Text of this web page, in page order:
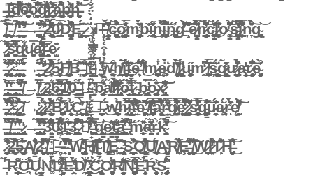
̶̧̨̳̝͕̲̭͙̎ì̶̛̤̹̼̯̣̠͓͖̙͍̭̑̌̌̾͐̋͠͠ḏ̸̫̓͌̎̐̀̇̈́͘͠e̶̬̮̹̺̗͍̜̹͔̺͙̜̫̭̦͗̏̒̔̾̈̏̏͘̕ǫ̴̼͙̪̬̓̅͆̅̇̐̇͝͠g̷̛͈͔̰̘͓͍̼̲̦̯̳̩̐̀̔͗̾̊̓͜͜ͅŗ̷̩͇̳͙͔͉̩̮͙̗͈̰͉̒̅̽̊͛̀̏͘͘͘͘ä̶̧̜̲̥̬̹̘̰̤͍̱̠̖́͑͊̉̐̚p̶̨̠̭̩̪͕̣͈̙̀̀̾͛͊̒̕h̶̩̺̝̘̥̬̀̋̏̈́͋͝
̸̡͇͚̜͓̝̬̭͔͍͍̺̏̑̊͗͗͑̅̈́̈́̃̈́͊̿͝ͅͅ ̵̻̲̝̦̖͉͕̺̽ ̸͍̰͑ ̵̩̞̙̼̬͆̇̀͌̒̄̀̐̊̃̽̒͘̚ ̶̠̗̫̮̤̯̻̼͆̋̎͛̓̋͗̏̐͌̕͠͝→̶̢̛̙̪̞̱̻̜̝͗̽͗͛̊̽̋̆̏͂̚ ̶̡̳̩̈́̆͐͂͌̇̋̆̋̀̀̐̀̓͘2̶̢̨̹̣̼͚̠̭̼͆̎̒̅̃́̈́̀̈́̽͜0̷͇͔͋̌̿̎̄Ḋ̴̡͎͓͔̺͔̪̳̓͆͒͒̀̾͊̓Ę̶̹͎͓̻̬̭̫̜̩͙̟͍̖̆̈́̅̂́̄͠ͅ ̷͉͙̞͇̻̈̌ͅ◌̷̠͈̞̺̫̯͎̮͔͚̝͓̠̒̒̀̈́̐̔͛̐͘͠͝⃞̶̧̨̨̭͎̥̖̝̼̖̥̝̯̤̋̆̕ͅ ̸̧̦̣̳̭̰̬̟͆̎͝c̶̢̡̯̣̖̝͕̱̥̜̱̩͍̮̪̅͒͊̑́̃̐͋͝ǫ̷͇̣̰͙̻͚̈́͐̎̾̓̿ͅm̴̡͎̹̗̻̩̼͇̠͖̀̓̏̈́͊́͘ͅb̵̗̊̏ḯ̵̢̲̰̭͈͕͍̗͕̫̭͕͌͐̍͗̋͜n̴̦̯̟̆̉̐͜͝i̴̧̡̱̖̦͚̗̲̺̱͌̀͒̃̑̈́̚͘͝͝n̶̨̢̫͚̩̞̪̜̙͈͉͉̯̬̘͐g̴̠͐̇̀̎̀̓̎̈̆͌̚͝͝͠͝ ̶̝̎͛͆̾̾ͅè̷̛̳̟̺̱̼̮͈͉͉̣̽͂̐̑̀̿̂̀̈́̾̋ͅn̷̡̬̜̩̬͇͇̱̼̭͙̘̟̗͙͋̓̇̂̊͊̉̅̉̃́͆͝c̴̳̪̥̩̖̠̅̄̇̃̋̊͗̅͌̊̔̈́͘͜l̷̮̞͚̅͋̋̈́̑̒̋̋͛ơ̴͚̳̘͕̹͎̾̂͑͆̄̂̈̉̽̚͜͝s̵̨͓͈̺̯͕̳̤̩̪̯̙̜̺̓̃̆́̓̒̾̽̐̉̌͘̕ͅi̷̞̠͖̙͕̖̙̥͇̰͌̑̃͛͑̾̾͒̿̎̌́̀͋̚ņ̴̞̐̐̉́̽̈́͂͑͠g̴̨̢͉̺͔̯͝
̷̡̮̦̗͎̮͎̻̺̞̬̽̈͊̽̓̃̒͌̅̕͝ͅs̴̟̼͎͚͕̻̆̀͋͌̒̐̅̉̉̿̂̅̕͜q̷̹̱̳̟̀͋̓u̷̬̫̼̟̩̿̇̎̊a̷̢̡͔̰͖͎̘̭̩̳̠͐͆̈́̑̅͒͐̍͆̒͝ͅr̶̨̜̮͉̥̤̯̝͂̊͗̅ͅe̷̮͚̬͔͊̎
̶̧̛͚̫̬̜̰͚͔̫̖̞̞̌̉̉̋͌̈̏͂̎̍̇͜͠͠ ̷̧̡̗̲̞̤͖̦͍͈̻͎͑̂̀͗̈́̑̀̍̽̈́̀̋͒͒̚ ̴̮́̀͌́̕ ̶̧̧̺̘̘͉͇̣̗̠̻̦̦͇̩̆̾͗ ̵̗̥̞̮͍̙̻̎̍̃̉͛̋́→̵̨̙͇̙̄͑̏̈́́̽̄̈́́ ̵̢̖̖̭̒̓͌́͐̀̈̚͜2̷̼̥͙̫͋̎́͋̈́͒͛̀̔̐̇̿͜͝5̷̬̗͔̱̱͚̈́͜F̸̼̱̺̤͇̞͔̺̮̭͖͙̺͕͋̔͆͐͝͝B̶̫̟̫͙̄̃̂̋̋̆̾̽͝ ̵̡̯̯̠̿͂̎̎͒̚◻̵̲̰͂̌̉̋̑̿͑̀̇͊̌ ̴̛̟̹͖̩̣̦͙̞̩̠͉̣̖̖́̑̅̇͐̑̽̚͠w̴͉̳̠̥͖͒̍̑ͅḥ̸̺͕̩͇͇̔ȋ̵͎̪̯̘̪̥͚͓͖̟̬͚͑̃͌̃̃͂̈́́͋̓͜͠͠t̴̰̳̣̗̱̻͑̑͛̏̑̄̇̊͘e̶̦̩̖͕͂̈́͆͌̕ ̸̛͔̒͑̑͛͒̈̓͒̐́̐̐̔͜m̷̨̧̘͚͔̣̠̲̞̺͋̾͜ę̴͚̟̗́̀́̈͘͘ͅď̸̨̩̙̰̗͚͈͎̎̂̀̀̂̓̎̑̉̔̕ī̷̢̻̖̖̻̣̪̙̻͔͓̤̹̃̎̈́̕̚u̵̩̯̼̙͚͍̜̙̲͓̰̅̋m̷̰̱͔̈͆̒͝ ̸̧̟̫͓̙͖̺̰͓͂̊͑̿̂̈́́̒͠ͅș̵̢̠̫̞̠̲̮͎̤̗̻͕͖̈́͐͜q̷̢̫̹̱̝̣͙̃̔̑̋̊ͅư̷̡͇̺̗̤̠̤̾͂͑̉̉̈́̌͋̊̚͘a̴͍̞̮̹͓͔̝͕̭̒̍͗͜r̷̨̡̖̘͙̭̥̹̯̟̯̦͋̄̾̆̆̐͊̏͋̚͠e̴̡̜̗͓͓̮̲̯͖͎͒͗̀
̴̡̨̢̯͉̪͖͇͖̖̒̊̉̏̉̐ ̵̨̳͖̤͇̔̈͊̅ ̵̡̺̠̳̠̫̩͔͓̹̟͎̖͚͍̏ ̶̨̨̛̦͉̖͔̠̦̥͇͙͍̤͛̊̄̎̈́̈́̎̐̈́̕ͅ ̸̤̹̉͆̂̃́̋̋͜↛̛̤̗͕͙̳̦̯̜̞̺̖̋̀̿̎̊͂͒̓͜ ̷̧̢̨̻̮̹̗̣̟͔̹͙̘̥̄͜2̴͔͈̰̫͋͂̕͜6̶̧̳̘̬̺̭̜͈͂͑͛́̿̈́̌͆̊̕̕͜͜1̸̡͂̓̏͂͆́̽̌̑̋̀̀̽́0̶̧̙̳͔̙͍̫̮̲̗̣̗̮͂̈́̇͂ ̴̪̗̩͔̘̳̝̜̈́̆̋̈́̃̍͘☐̴̘̟̞̦̘̮̘̲̭̩̙͛͊́͗̒̓̕͠ ̴̝͔̮̻̙̞͉͙̣͍͕̉̔̆̂͠b̴̡͚͍̻̟̠̫̦͍͐͋͑a̸̛̲̼͔͖͇͉̒̃͂͝l̷̟͑̈̉͆̔̓̀̈͋̀ͅļ̷̢̯̺̟̘͓̆̽͋̔̅͘͘o̶͈͍̜̝̗̜̼̬̬̝̥͍̟͊̃̇̃̽̚t̷̠̲͍̣̭̞͚̖̙͚̲̣̯̗̀͌͜ ̴̢̗̆b̵̧̡̧̧̛̪̠͇̪͔̘̤͎̦̖̉̿o̵͓̫̤̥̟̠̪̽́́̾̌͂̃͠ͅx̷̢̡͖͕̯͇͈̱͕͙̾̈̾̽̓̑͆̕͝͠
̶̼̫͖̥͔͖͚̙̙̓̀̐͊͗ ̷̣̹͇̀̍̉̌̊͌̃́̌̓̀̕̕͝͝ ̴̢̛͖̤̯͍͐̾̀͘͠͠ ̷̢̲̟͕̙͉̻̖̖̗̹͚̈́̂̐̉̋̈́͂̉͠ͅ ̸̭͙̓→̷̧̢̠̹̪̠̔ ̷̧̱͇̣̪̺̙̫̆͗́́͋͘͘͝2̵̨͎̠̮͕̤̤̩̰̽̄͛̈́͗̇̀͌̓̀̚͝B̷̹̭̰̫̙̭͎͔̪̖̅́̃͊̂ͅ1̷̞̩̝̼̝̯̖̉̒̌͜Ç̵̻̫̝̼͙̽̓̍͂̀͛ ̸̨̼͔̦̝̹͓̮̖̗̙̇⬜̶̮̠͎̩̂ ̷́̄͜w̶̨̰͉̖͖̖̫̣̖͈̹̉͗̆̑͘ͅh̷̢͎̼̤̿̀́̋̋̄̚͘͘͝ì̴̧̢̥̬̦̝̌͐̑͛̀͗̾̕͝t̴̛͍̲̅̅̊̒̍̒́͒̉̎̍̈́͘͝è̴̡͉̘͖͍͕̹͖̦̙̦̇̈͂̇̂̂̚̕̚͜͝͠ ̸̛̱͈̌̈́̎͝͝l̶̨̧̛̦̺̩̣͖̪̹͚̿̔͋̊͊̍͒͒̂͠á̴̢̧̢̡̞̗̼͎̣̻̘͎͋̀́͌̏̈̅͑́̔̂̓̀̐ͅr̴̛̳͙̀̓̓̋̿͒̔͘͘g̸͇͔͙̤̭̺͊̋͒̿̐̈́́͗́͑̉̑̂͝ͅę̷̢͇͍͔͔͔̠̮͍̩̣̙̟͉̀͌͂̇̈́̑͛͆̒͒ ̷͚̬̫̼̓̾̀̓̋̅̄͌̽̓̚͜s̷̨͖̼̰̦̣̤̭̲̲̼̭̐̒͋̽̾̒̿́̍̓̑̊̚͜q̵̨͉͔̝̫̝̭͇̙̦̩̟̳̪͙̐̋̅̽̐̂̾͠u̷̱̼̩͍̾͂́̈́̂ä̷̧̤͚̱́̆ŗ̵̓̀̇̀͊́̄͘ͅę̸̛̰̞͊̀̾͆̊̍̽̒̀̌̔̽͌͠ͅ
̶̣̟̺̻͔̥͋̌̉͌ ̸̨̝͖̲͌̈̎̈́̀̃͑̈͂̿ ̶̣̝̗̬̙̱̺̮̫̮̫̟̝͒̀̓͊̀̈͜ͅ ̵̖̠͕̞̹̉̆͂̏͆̔̾̾̚͘ ̷̡̦͚̼͇̖̥͉̠̒→̶̢̛̲̬͙̪̞̹͍̬̅̓͑̽̈͐̊́͒̃͌̃͝͝ ̵̡̡̼̰̬̹̖̙̝̙͊̔̈͌̿̑̆̈́̾̕͝͝ͅ3̵̙̳͓͉̊̓̾͒́̽̌͐͗̚͘̚̕͝͝0̵͕̪̿̌̾͋̇̀̕͠1̶͚̤̲̹͔̠͗̓̂̏͛̾̎̋̆́͠3̵̨̝̪͍͇̝͎̯̙̫͕̬̞̇̈́͒̋̾͋̎̆̾͑̐͝ͅ ̷͎͕͎̾̊͒̋̏̆̀͒̀͒͘̕͘͝〓̸̢̟̻̗̼̬̩̑͂̋͗̆̈́̔̅̚ͅ ̶̛͚͕̻͉͍̪̍̈́̈͑̊̿͛́̃͊̌̓̃͝g̵̹̙̣̮̟̹̺̜͙͈̭̳͐̾͜͠ͅe̷̬̟̯̯̤͙͕̳͊̎͜͜͝t̵̢̡̛̤̳̮͈͇̟̩̫̟̜̐͐̒̌̌͜͜͝ͅa̵̧̲͉͖̫͇͚̼̹̺̙͈͈͈͆̔͋͒̀͘͝ ̵̢̛̓̍̀̊́̚͝m̷̠̙̥̙͙̆̽̎̽ä̶̩̰̟̗̮̘̤͕̆̒̃̄͒̒̓̏̓r̵͎̞̜̝͎̙̀͛k̴̨̨̥̭̥̫͍͍̘͉͙̮̖͔̝̊́̓̒̈́͂̃̀͘̚̕͠
̷̧̜͕̰͖̘̥̰̮͖͉͈̣̇͗̈́̊͗̓̐͂̄̇̑̽͜2̶̹̹͇͔͔̘̮͍̭͒̅̇̃͂̆͐̈́̽͝5̶̨͇̤̥͙͓̮̮͔̏͂̽͐̆̆̀̆̉ͅA̸͕̘̳͎̪̟̹͉͗̐̍͋̕2̴͍̻̖̪̇̓̈́͗͌͌͒͘ ̸̨̣͉͎͉̱͗͊͊̽̔̎̄̀͌̓̌͜ ̵͚̘̪͓͉̯͍̹̳͔̹͍̓̀̿▢̶̥̹̼͚͕͍̘̓͛͒̀̏̈͂̇ͅ ̶̘̭̎̉̂̀̉̌̒̇͛̑̉̐̕̚ ̴̻̦̈́͂̉͋̔̈́̇̇̉̀̒́̚͝W̴̢͓̺̝̫͕͈͍̤̄̿̿̔̿́͊͝Ḩ̸̥͇̊̄̎I̴̦̮͓̮̭̳̖̹͙̙̜͖̅͋̊̐͆͛̋̎̅͘͝ͅT̸̢̡̛͕̩̘͓̞͇̗̓̍̄͑̔̓̎̆͛̐͑̕͘Ȩ̴͔̫̤̈́̄̅͆͛ͅ ̴̢̛̯̦̬̠̙̠̖͆̌͊̕S̵̙͙͇̺̠̲͙͎̹̰͔̼̻̰̀͒̽̍̚͠Q̸̢̨̳̘͍͇͕̱̪͈̖̤̣̽̋̍͒̍̔̉̔̐̋͝͠͝U̸̧̨͖̗͇̪̭̦̓̇́̓͜A̴̡̨̛̤̦̗̮̮̳̯͓͉̽̔̄̍R̸͉̺̖͑̐̽̾̀̀̅Ȩ̶͎͙̜͙̬̙͔̯̏̓̓̌͑͌̎͊̕͝͝ ̸̮̰̠͉̹͎̝͙̣͎̜̥̘͂̈̽̐͆̿̎̄̏͐̃͜͠͠W̷̙̦̭̠̞̖̯̜͊I̷̛͓̯͇̓̆̉́͗͋͛͒̄͆͝T̷̙͔̈̋̂͋̏̾̾͐́͝͝H̶̡̺̞̣̰̫̬̯͒̅̑̏̕͜͝ͅ
̶̞́̃͆͘R̴̥͇͎̭̩̥̩̟̱̥̐̇̑͌͜Ö̵͉̹́͊͐̈́̅͋͝Ų̴̣̳̮̠̟̱̭̳̈́ͅͅN̴͚̈́̌̋̈́̈́̓͗͝D̶̻̟̬͖͐͛̀̾͛͒̒͌́͌̔̿̀E̶̱̤̯̲͕͌͐̀͐̈́̔̀͊D̸̦̰̄̽͋̀͐͝ ̷̦̖̞̹͖͇̱̳͈̪̑̈́̑̓̆͜͜͜͜C̴̢̢̨̲̲͎̜͉͕̙̠̏̈́O̶͚͖͍̻͉̥͔̅̓̋̋́̅̽͛̒̆́̚R̸̲̟̮̝̰̦͙̣̱̼̍̆̾̎͌͂̋̄͋̇̚͝͠͠Ǹ̶̨̺̲͉͙͉̺̬̺͍̬̟͚̿̿̔͆͒̕È̵̹̮̥̩̈́̈͊̾̉̑Ŕ̵̜̫̝̘̩̭͓̹͑͑͝Ș̵̡̡̨̰͔̟̬̰̞̹̞͍̋͆̐̋́͘ͅ